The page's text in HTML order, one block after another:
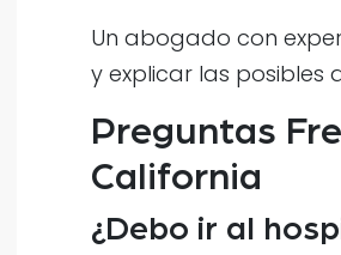
Un abogado con
y explicar las posibles
Preguntas
California
¿Debo ir al